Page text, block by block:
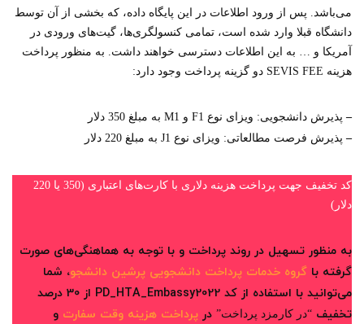
می‌باشد. پس از ورود اطلاعات در این پایگاه داده، که بخشی از آن توسط
دانشگاه قبلا وارد شده است، تمامی کنسولگری‌ها، گیت‌های ورودی در
آمریکا و … به این اطلاعات دسترسی خواهند داشت. به منظور پرداخت
هزینه SEVIS FEE دو گزینه پرداخت وجود دارد:
– پذیرش دانشجویی: ویزای نوع F1 و M1 به مبلغ 350 دلار
– پذیرش فرصت مطالعاتی: ویزای نوع J1 به مبلغ 220 دلار
کد تخفیف جهت پرداخت هزینه دلاری با کارت‌های اعتباری (350 یا 220
دلار)
به منظور تسهیل در روند پرداخت و با توجه به هماهنگی‌های صورت
گرفته با گروه خدمات پرداخت دانشجویی پرشین دانشجو، شما
می‌توانید با استفاده از کد PD_HTA_Embassy2022 از 30 درصد
تخفیف “در کارمزد پرداخت” در پرداخت هزینه وقت سفارت و